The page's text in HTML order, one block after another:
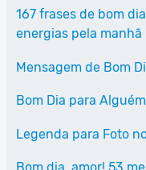
167 frases de bom
energias pela manhã
Mensagem de Bom
Bom Dia para
Legenda para Foto